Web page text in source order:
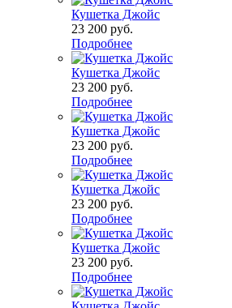
Кушетка Джойс
23 200 руб.
Подробнее
Кушетка Джойс
23 200 руб.
Подробнее
Кушетка Джойс
23 200 руб.
Подробнее
Кушетка Джойс
23 200 руб.
Подробнее
Кушетка Джойс
23 200 руб.
Подробнее